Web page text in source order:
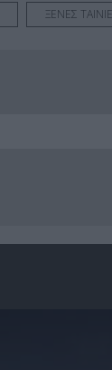
ΞΕΝΕΣ